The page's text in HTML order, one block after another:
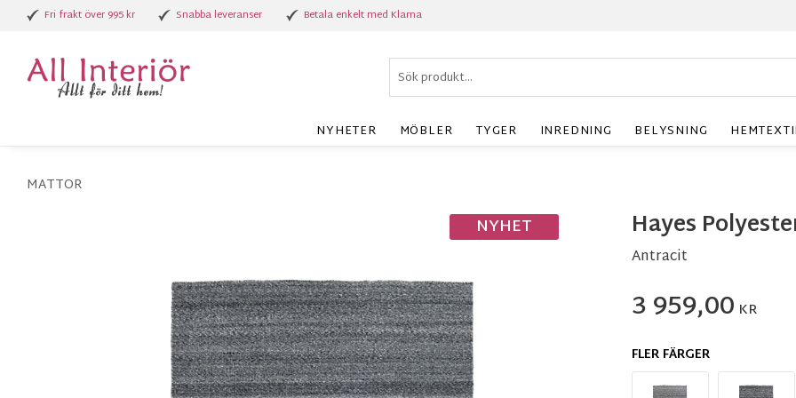
Fri frakt över 995 kr Snabba leveranser Betala enkelt med Klarna
NYHETER MÖBLER TYGER INREDNING BELYSNING
MATTOR
Hayes
Antracit
NYHET
3 959,00 KR
FLER FÄRGER